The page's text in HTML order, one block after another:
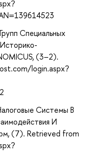
Специальных
(3–2).
login.aspx?
Системы В
И
(7). Retrieved from